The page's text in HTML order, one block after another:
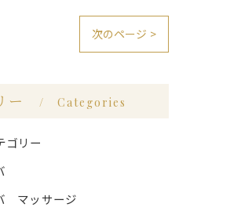
次のページ >
ー Categories
ゴリー
マッサージ